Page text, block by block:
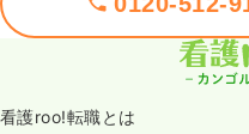
看護roo!転職とは